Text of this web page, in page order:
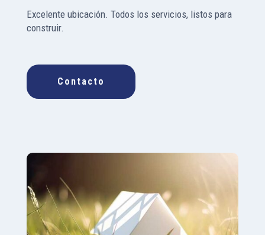
Excelente ubicación. Todos los servicios, listos para
construir.
Contacto